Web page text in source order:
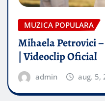
MUZICA POPULARA
Mihaela Petrovici
| Videoclip Oficial
admin aug. 5,